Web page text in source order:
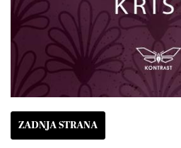
ZADNJA STRANA